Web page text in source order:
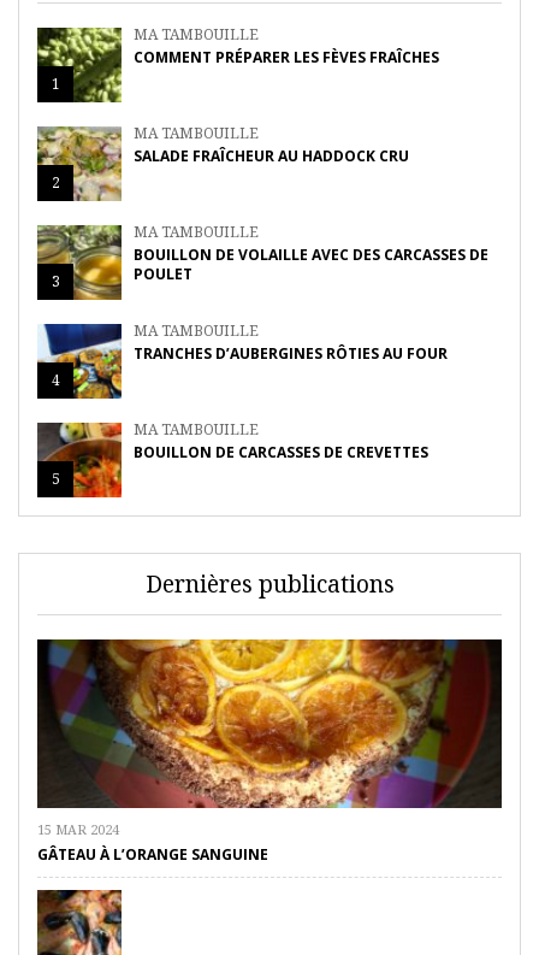
1
MA TAMBOUILLE
COMMENT PRÉPARER LES FÈVES FRAÎCHES
2
MA TAMBOUILLE
SALADE FRAÎCHEUR AU HADDOCK CRU
3
MA TAMBOUILLE
BOUILLON DE VOLAILLE AVEC DES CARCASSES DE
POULET
4
MA TAMBOUILLE
TRANCHES D’AUBERGINES RÔTIES AU FOUR
5
MA TAMBOUILLE
BOUILLON DE CARCASSES DE CREVETTES
Dernières publications
15 MAR 2024
GÂTEAU À L’ORANGE SANGUINE